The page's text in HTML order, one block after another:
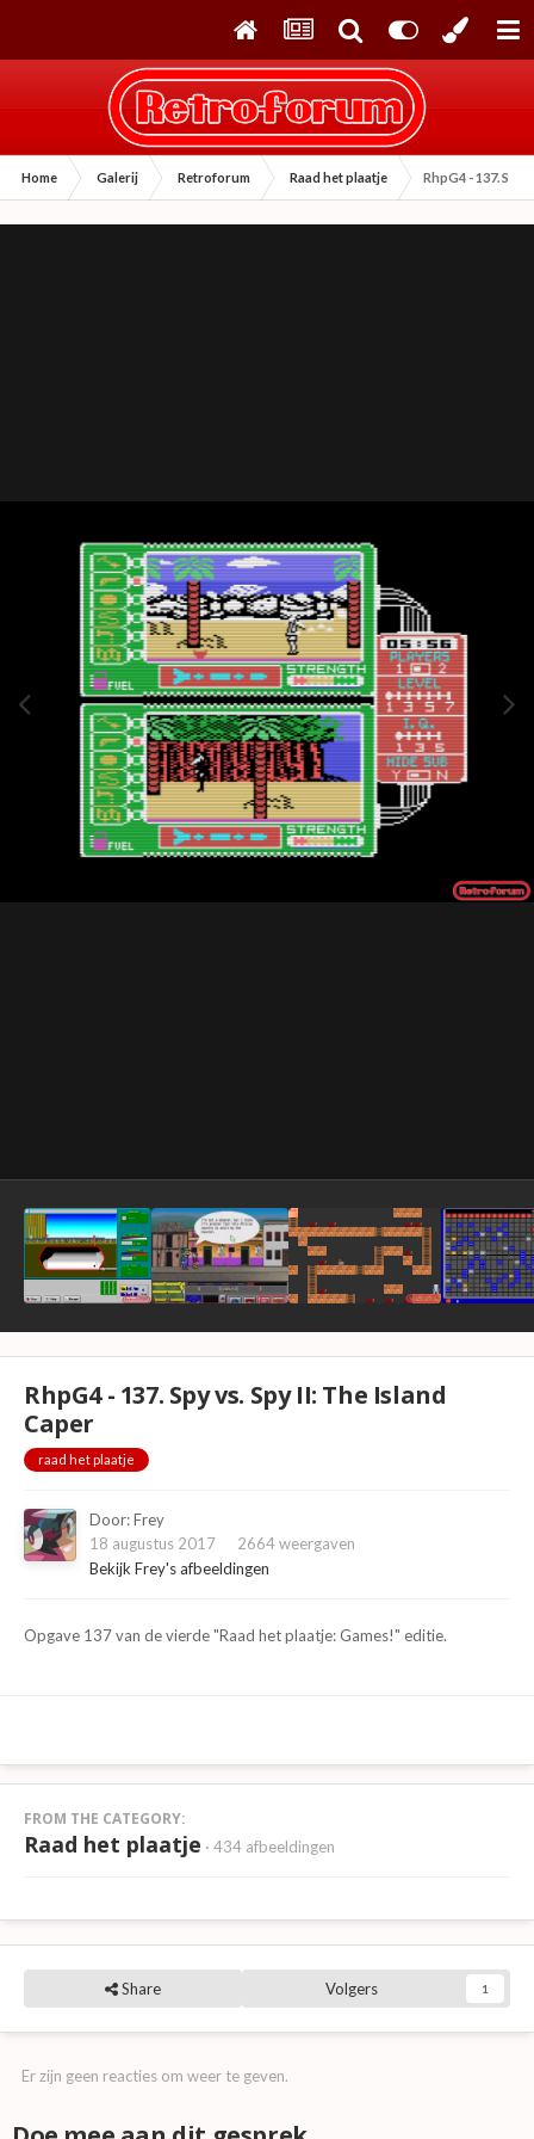
Home Galerij Retroforum Raad het plaatje RhpG4 - 137. Spy
RhpG4 - 137. Spy vs. Spy II: The Island
Caper
raad het plaatje
Door:Frey
18 augustus 2017
2664 weergaven
Bekijk Frey's afbeeldingen
Opgave 137 van de vierde "Raad het plaatje: Games!" editie.
FROM THE CATEGORY:
Raad het plaatje · 434 afbeeldingen
Share Volgers 1
Er zijn geen reacties om weer te geven.